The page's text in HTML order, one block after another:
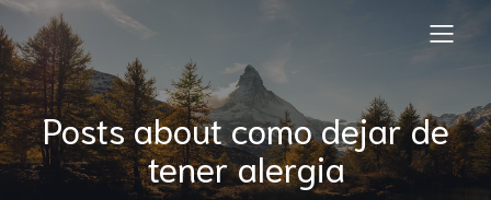
Posts about como dejar de
tener alergia